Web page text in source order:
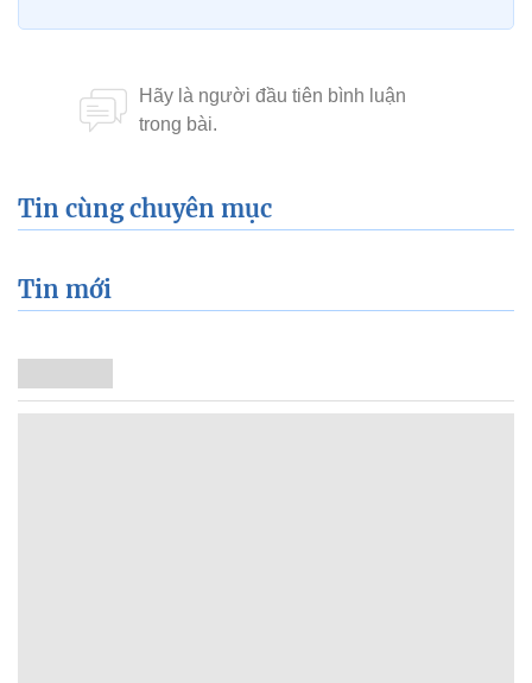
Tin cùng chuyên mục
Tin mới